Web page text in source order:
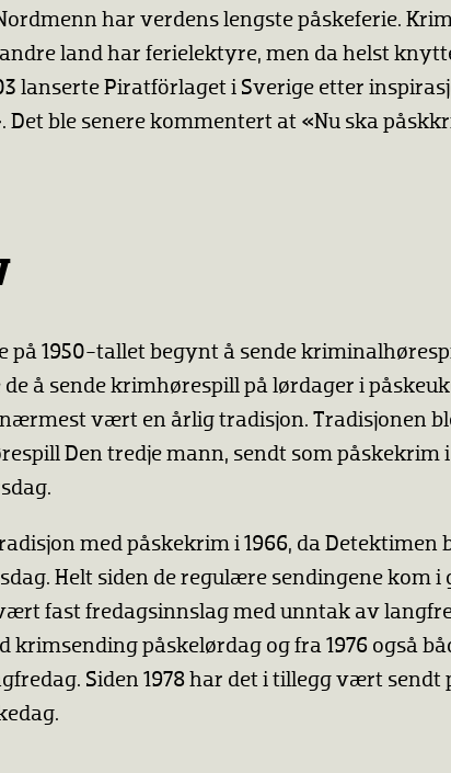
har verdens lengste påskeferie.
land har ferielektyre, men da helst
lanserte Piratförlaget i Sverige etter
Det ble senere kommentert at «Nu ska
på 1950-tallet begynt å sende
å sende krimhørespill på lørdager i
vært en årlig tradisjon. Tradisjonen
Den tredje mann, sendt som påskekrim
med påskekrim i 1966, da Detektimen
Helt siden de regulære sendingene kom i
fast fredagsinnslag med unntak av
krimsending påskelørdag og fra 1976 også
Siden 1978 har det i tillegg vært sendt